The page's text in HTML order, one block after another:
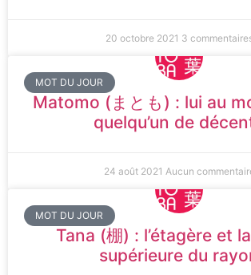
20 octobre 2021 3
MOT DU JOUR
Matomo (まとも) : lui au
quelqu’un de
24 août 2021 Aucun
MOT DU JOUR
Tana (棚) : l’étagère et
supérieure du